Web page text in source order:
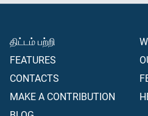
திட்டம் பற்றி
FEATURES
CONTACTS
MAKE A CONTRIBUTION